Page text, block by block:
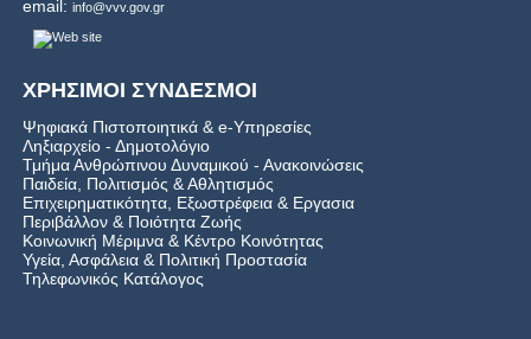
email: info@vvv.gov.gr
ΧΡΗΣΙΜΟΙ ΣΥΝΔΕΣΜΟΙ
Ψηφιακά Πιστοποιητικά & e-Υπηρεσίες
Ληξιαρχείο - Δημοτολόγιο
Τμήμα Ανθρώπινου Δυναμικού - Ανακοινώσεις
Παιδεία, Πολιτισμός & Αθλητισμός
Επιχειρηματικότητα, Εξωστρέφεια & Εργασια
Περιβάλλον & Ποιότητα Ζωής
Kοινωνική Μέριμνα & Κέντρο Κοινότητας
Υγεία, Ασφάλεια & Πολιτική Προστασία
Τηλεφωνικός Κατάλογος